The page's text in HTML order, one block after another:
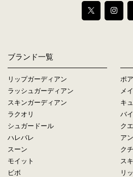
ブランド一覧
リップガーディアン
ラッシュガーディアン
スキンガーディアン
ラクオリ
シュガードール
ハレバレ
スーン
モイット
ビボ
ポ
メ
キ
バ
ク
ア
ク
ス
リ